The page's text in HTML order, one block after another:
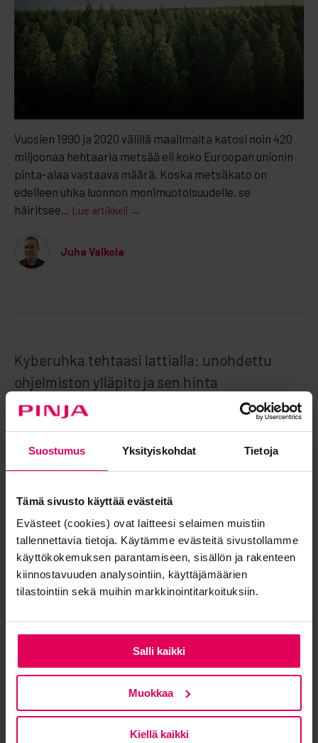
Suostumus Yksityiskohdat Tietoja
Tämä sivusto käyttää evästeitä
Evästeet (cookies) ovat laitteesi selaimen muistiin
tallennettavia tietoja. Käytämme evästeitä sivustollamme
käyttökokemuksen parantamiseen, sisällön ja rakenteen
kiinnostavuuden analysointiin, käyttäjämäärien
tilastointiin sekä muihin markkinointitarkoituksiin.
Salli kaikki
Muokkaa
Kiellä kaikki
Vuosien 1990 ja 2020 välillä maailmalta katosi noin 420
miljoonaa hehtaaria metsää eli koko Euroopan unionin
pinta-alaa vastaava määrä. Koska metsäkato on
edelleen uhka luonnon monimuotoisuudelle, se
häiritsee...
Lue artikkeli →
Juha Valkola
Kyberuhka tehtaasi lattialla: unohdettu
ohjelmiston ylläpito ja sen hinta
22.09.2025 | Pinja Blogi |
Valmistavan teollisuuden toimintaympäristö muuttuu
muun maailman mukana jatkuvasti. Markkinatilanteiden
heilunta ja odottamattomat globaalit ilmiöt vaativat
nopeaa reagointia.Lue artikkeli →